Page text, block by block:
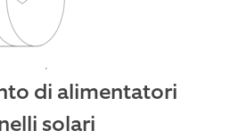
di alimentatori
solari